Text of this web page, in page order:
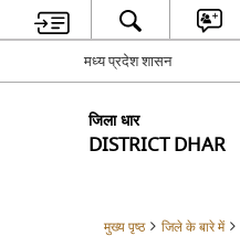
मध्य प्रदेश शासन
जिला धार
DISTRICT DHAR
मुख्य पृष्ठ जिले के बारे में